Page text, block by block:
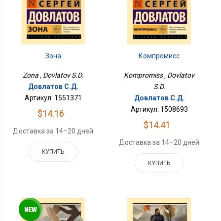
Зона
Zona , Dovlatov S.D.
Довлатов С.Д.
Артикул: 1551371
$14.16
Доставка за 14–20 дней
КУПИТЬ
Компромисс
Kompromiss , Dovlatov
S.D.
Довлатов С.Д.
Артикул: 1508693
$14.41
Доставка за 14–20 дней
КУПИТЬ